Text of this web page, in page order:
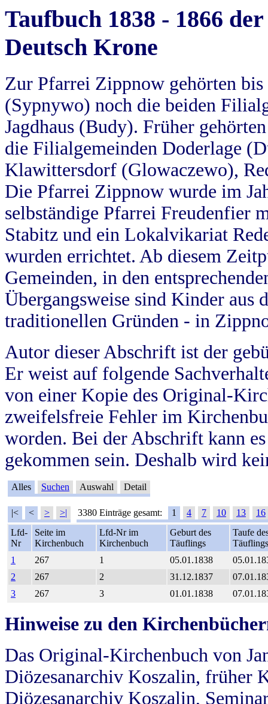
Taufbuch 1838 - 1866
Deutsch Krone
Zur Pfarrei Zippnow gehörten
(Sypnywo) noch die beiden
Jagdhaus (Budy). Früher
die Filialgemeinden Doderlage
Klawittersdorf (Glowaczewo),
Die Pfarrei Zippnow wurde im
selbständige Pfarrei Freudenfier
Stabitz und ein Lokalvikariat
wurden errichtet. Ab diesem
Gemeinden, in den
Übergangsweise sind Kinder aus
traditionellen Gründen - in
Autor dieser Abschrift ist der
Er weist auf folgende
von einer Kopie des Original-
zweifelsfreie Fehler im
worden. Bei der Abschrift kann
gekommen sein. Deshalb wird
Alles Suchen Auswahl Detail
|< < > >| 3380 Einträge gesamt: 1 4 7 10 13
16
Lfd-
Nr
Seite im
Kirchenbuch
Lfd-Nr im
Kirchenbuch
Geburt des
Täuflings
Taufe
Täuflings
1
267 1 05.01.1838
2
267 2 31.12.1837
3
267 3 01.01.1838
Hinweise zu den
Das Original-Kirchenbuch von
Diözesanarchiv Koszalin, früher
Diözesanarchiv Koszalin,